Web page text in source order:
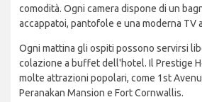
comodità. Ogni camera dispone di un
accappatoi, pantofole e una moderna TV
Ogni mattina gli ospiti possono servirsi
colazione a buffet dell'hotel. Il Prestige
molte attrazioni popolari, come 1st
Peranakan Mansion e Fort Cornwallis.